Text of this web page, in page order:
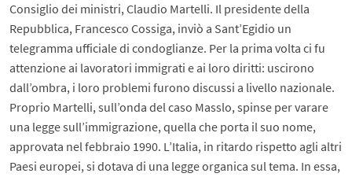
Consiglio dei ministri, Claudio Martelli. Il presidente della
Repubblica, Francesco Cossiga, inviò a Sant’Egidio un
telegramma ufficiale di condoglianze. Per la prima volta ci fu
attenzione ai lavoratori immigrati e ai loro diritti: uscirono
dall’ombra, i loro problemi furono discussi a livello nazionale.
Proprio Martelli, sull’onda del caso Masslo, spinse per varare
una legge sull’immigrazione, quella che porta il suo nome,
approvata nel febbraio 1990. L’Italia, in ritardo rispetto agli altri
Paesi europei, si dotava di una legge organica sul tema. In essa,